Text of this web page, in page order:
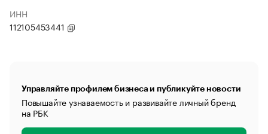
ИНН
112105453441
Управляйте профилем бизнеса и публикуйте новости
Повышайте узнаваемость и развивайте личный бренд
на РБК